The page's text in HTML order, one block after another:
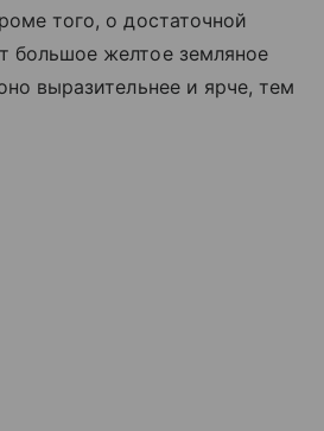
того, о достаточной
большое желтое земляное
выразительнее и ярче, тем